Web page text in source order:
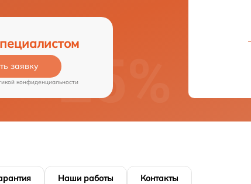
заявку
конфиденциальности
Наши работы Контакты